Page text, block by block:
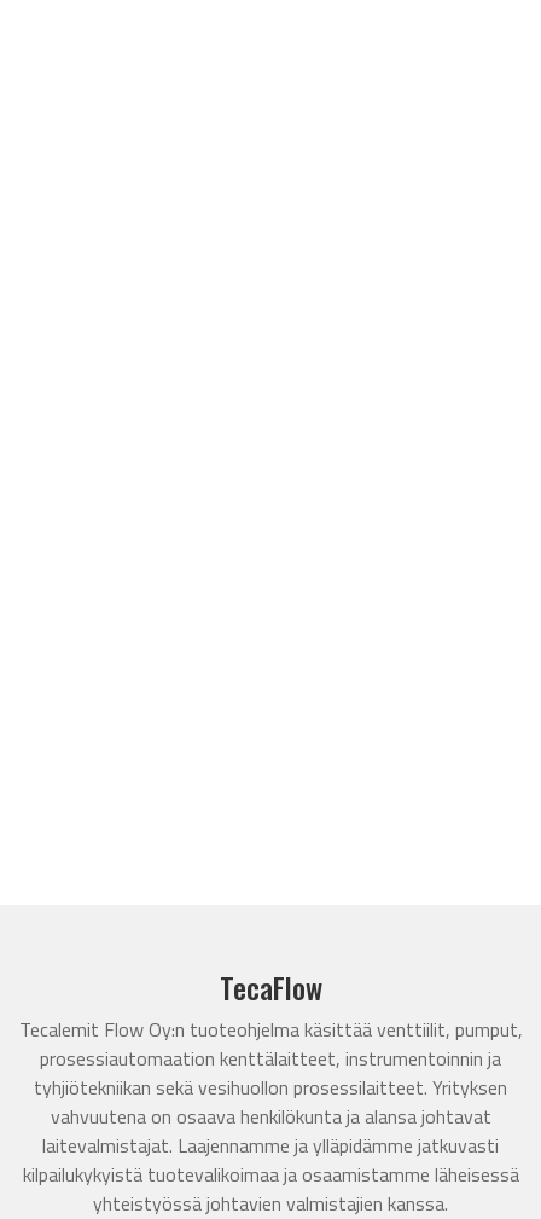
TecaFlow
Tecalemit Flow Oy:n tuoteohjelma käsittää venttiilit, pumput,
prosessiautomaation kenttälaitteet, instrumentoinnin ja
tyhjiötekniikan sekä vesihuollon prosessilaitteet. Yrityksen
vahvuutena on osaava henkilökunta ja alansa johtavat
laitevalmistajat. Laajennamme ja ylläpidämme jatkuvasti
kilpailukykyistä tuotevalikoimaa ja osaamistamme läheisessä
yhteistyössä johtavien valmistajien kanssa.